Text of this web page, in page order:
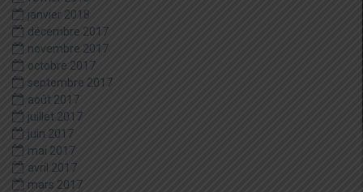
janvier 2018
décembre 2017
novembre 2017
octobre 2017
septembre 2017
août 2017
juillet 2017
juin 2017
mai 2017
avril 2017
mars 2017